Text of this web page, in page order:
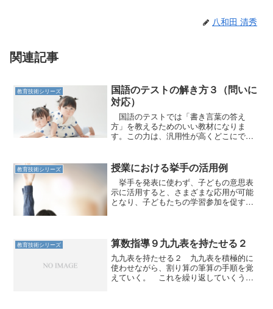
八和田 清秀
関連記事
教育技術シリーズ
国語のテストの解き方３（問いに
対応）
国語のテストでは「書き言葉の答え
方」を教えるためのいい教材になりま
す。この力は、汎用性が高くどこにでも
教育技術シリーズ 授業における挙手の活用例
挙手を発表に使わず、子どもの意思表
示に活用すると、さまざまな応用が可能
となり、子どもたちの学習参加を促すこ
教育技術シリーズ 算数指導９九九表を持たせる２
九九表を持たせる２ 九九表を積極的に
使わせながら、割り算の筆算の手順を覚
えていく。 これを繰り返していくうち